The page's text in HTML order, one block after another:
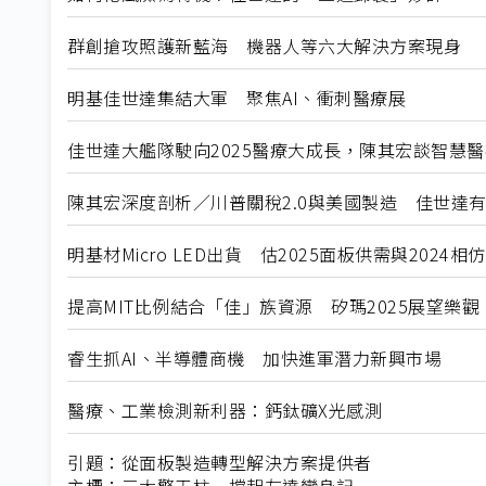
群創搶攻照護新藍海 機器人等六大解決方案現身
明基佳世達集結大軍 聚焦AI、衝刺醫療展
佳世達大艦隊駛向2025醫療大成長，陳其宏談智慧
陳其宏深度剖析／川普關稅2.0與美國製造 佳世達
明基材Micro LED出貨 估2025面板供需與2024相仿
提高MIT比例結合「佳」族資源 矽瑪2025展望樂觀
睿生抓AI、半導體商機 加快進軍潛力新興市場
醫療、工業檢測新利器：鈣鈦礦X光感測
引題：從面板製造轉型解決方案提供者